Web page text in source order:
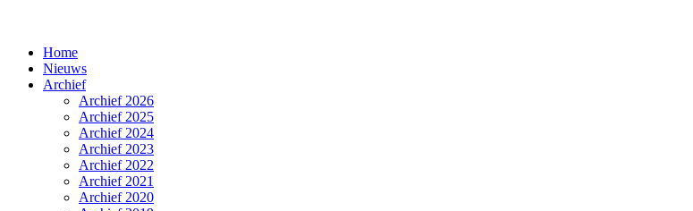
Home
Nieuws
Archief
Archief 2026
Archief 2025
Archief 2024
Archief 2023
Archief 2022
Archief 2021
Archief 2020